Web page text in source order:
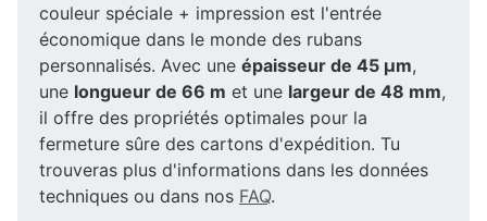
couleur spéciale + impression est l'entrée
économique dans le monde des rubans
personnalisés. Avec une épaisseur de 45 µm,
une longueur de 66 m et une largeur de 48 mm,
il offre des propriétés optimales pour la
fermeture sûre des cartons d'expédition. Tu
trouveras plus d'informations dans les données
techniques ou dans nos FAQ.